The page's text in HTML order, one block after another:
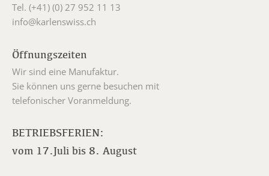
Tel. (+41) (0) 27 952 11 13
info@karlenswiss.ch
Öffnungszeiten
Wir sind eine Manufaktur.
Sie können uns gerne besuchen mit
telefonischer Voranmeldung.
BETRIEBSFERIEN:
vom 17.Juli bis 8. August